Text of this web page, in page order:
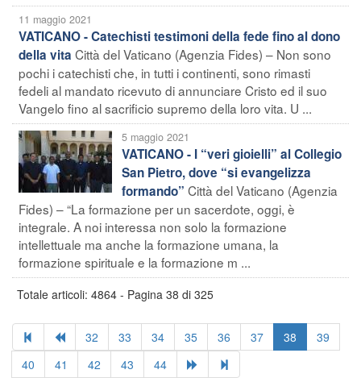
11 maggio 2021
VATICANO - Catechisti testimoni della fede fino al dono
della vita Città del Vaticano (Agenzia Fides) – Non sono
pochi i catechisti che, in tutti i continenti, sono rimasti
fedeli al mandato ricevuto di annunciare Cristo ed il suo
Vangelo fino al sacrificio supremo della loro vita. U ...
5 maggio 2021
VATICANO - I “veri gioielli” al Collegio
San Pietro, dove “si evangelizza
formando” Città del Vaticano (Agenzia
Fides) – “La formazione per un sacerdote, oggi, è
integrale. A noi interessa non solo la formazione
intellettuale ma anche la formazione umana, la
formazione spirituale e la formazione m ...
Totale articoli: 4864 - Pagina 38 di 325
32 33 34 35 36 37 38
39
40
41 42 43 44